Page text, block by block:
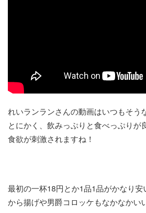
れいランランさんの動画はいつもそう
とにかく、飲みっぷりと食べっぷりが
食欲が刺激されますね！
最初の一杯18円とか1品1品がかなり安
から揚げや男爵コロッケもなかなかい